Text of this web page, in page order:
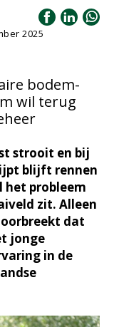
2025
bodem-
wil terug
strooit en bij
blijft rennen
het probleem
zit. Alleen
dat
jonge
in de